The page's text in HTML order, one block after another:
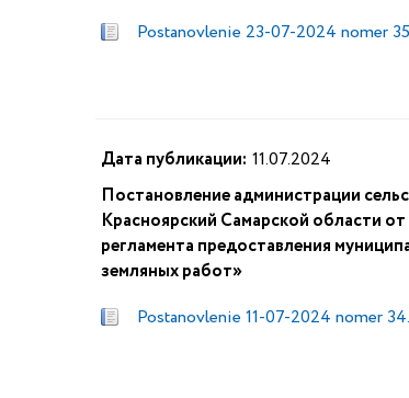
Postanovlenie 23-07-2024 nomer
Дата публикации: 11.07.2024
Постановление администрации
Красноярский Самарской области
регламента предоставления
земляных работ»
Postanovlenie 11-07-2024 nomer